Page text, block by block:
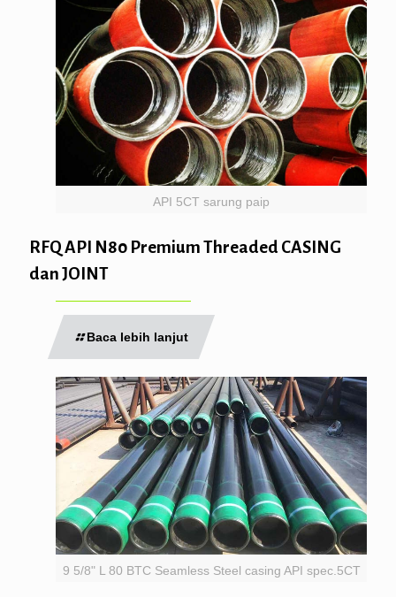
API 5CT sarung paip
RFQ API N80 Premium Threaded CASING
dan JOINT
Baca lebih lanjut
9 5/8" L 80 BTC Seamless Steel casing API spec.5CT